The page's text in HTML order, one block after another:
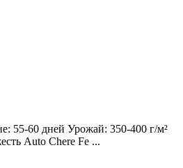
55-60 дней Урожай: 350-400 г/м²
Auto Chere Fe ...